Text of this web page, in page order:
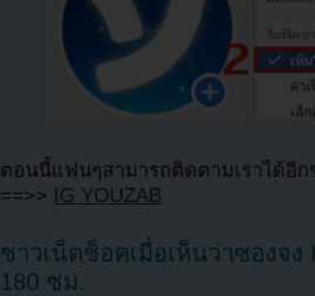
ตอนนี้แฟนๆสามารถติดตามเราได้อี
==>>
IG YOUZAB
ชาวเน็ตช็อคเมื่อเห็นว่าซองจ
180 ซม.